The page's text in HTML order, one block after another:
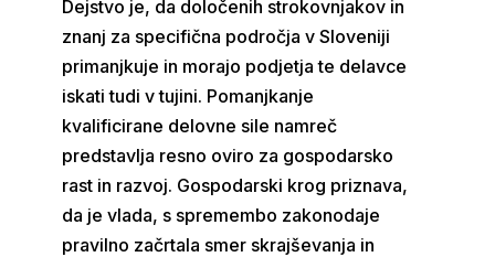
Dejstvo je, da določenih strokovnjakov in
znanj za specifična področja v Sloveniji
primanjkuje in morajo podjetja te delavce
iskati tudi v tujini. Pomanjkanje
kvalificirane delovne sile namreč
predstavlja resno oviro za gospodarsko
rast in razvoj. Gospodarski krog priznava,
da je vlada, s spremembo zakonodaje
pravilno začrtala smer skrajševanja in